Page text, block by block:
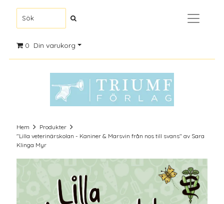
0 Din varukorg
Hem
Produkter
"Lilla veterinärskolan - Kaniner & Marsvin från nos till svans" av Sara
Klinga Myr